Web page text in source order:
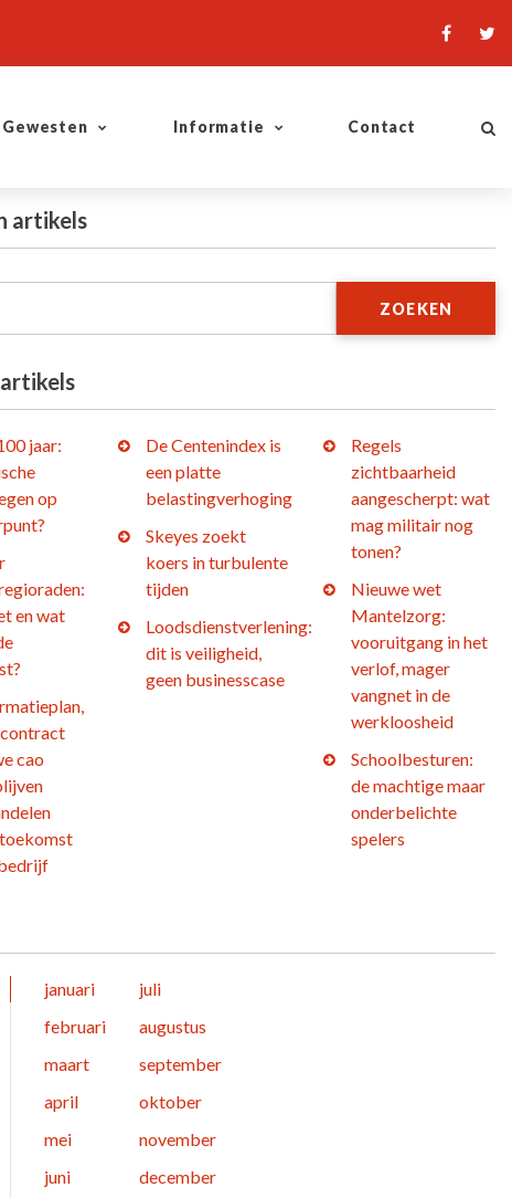
Gewesten Informatie Contact
artikels
ZOEKEN
jaar:
op
en wat
cao
De Centenindex is
een platte
belastingverhoging
Skeyes zoekt
koers in turbulente
tijden
Loodsdienstverlening:
dit is veiligheid,
geen businesscase
Regels
zichtbaarheid
aangescherpt: wat
mag militair nog
tonen?
Nieuwe wet
Mantelzorg:
vooruitgang in het
verlof, mager
vangnet in de
werkloosheid
Schoolbesturen:
de machtige maar
onderbelichte
spelers
januari
februari
maart
april
mei
juni
juli
augustus
september
oktober
november
december